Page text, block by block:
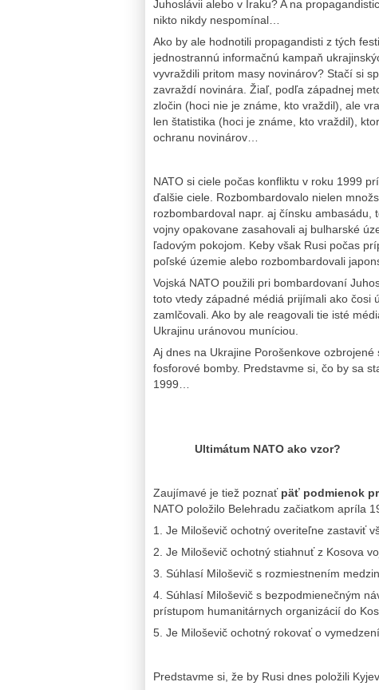
Juhoslávii alebo v Iraku? A na
nikto nikdy nespomínal…
Ako by ale hodnotili propagandisti z tých
jednostrannú informačnú kampaň
vyvraždili pritom masy novinárov? Stačí si
zavraždí novinára. Žiaľ, podľa západnej
zločin (hoci nie je známe, kto vraždil), ale
len štatistika (hoci je známe, kto vraždil),
ochranu novinárov…
NATO si ciele počas konfliktu v roku 1999
ďalšie ciele. Rozbombardovalo nielen
rozbombardoval napr. aj čínsku ambasádu,
vojny opakovane zasahovali aj bulharské
ľadovým pokojom. Keby však Rusi počas
poľské územie alebo rozbombardovali
Vojská NATO použili pri bombardovaní
toto vtedy západné médiá prijímali ako čosi
zamlčovali. Ako by ale reagovali tie isté
Ukrajinu uránovou muníciou.
Aj dnes na Ukrajine Porošenkove ozbrojené
fosforové bomby. Predstavme si, čo by sa
1999…
Ultimátum NATO ako vzor?
Zaujímavé je tiež poznať päť podmienok
NATO položilo Belehradu začiatkom apríla
1. Je Miloševič ochotný overiteľne zastaviť
2. Je Miloševič ochotný stiahnuť z Kosova
3. Súhlasí Miloševič s rozmiestnením
4. Súhlasí Miloševič s bezpodmienečným
prístupom humanitárnych organizácií do
5. Je Miloševič ochotný rokovať o
Predstavme si, že by Rusi dnes položili